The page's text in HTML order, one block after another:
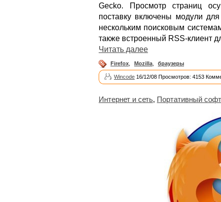
Gecko. Просмотр страниц
поставку включены модули
нескольким поисковым
также встроенный RSS-клиент
Читать далее
Firefox Mozilla браузеры
Wincode 16/12/08 Просмотров: 4153
Интернет и сеть, Портативный софт